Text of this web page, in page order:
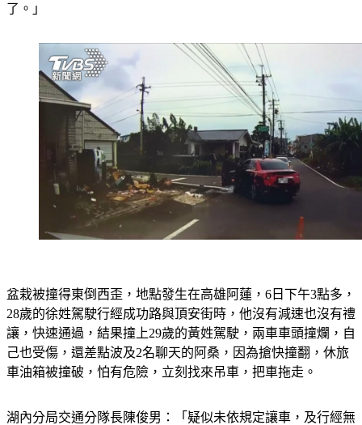
了。」
盆栽被撞得東倒西歪，地點發生在高雄阿蓮，6日下午3點多，
28歲的徐姓駕駛行經成功路與頂安街時，他沒有減速也沒有禮
讓，快速通過，結果撞上29歲的黃姓駕駛，兩車車頭撞爛，自
己也受傷，還差點波及2名聊天的阿桑，因為搶快撞翻，休旅
車油箱被撞破，怕有危險，立刻找來吊車，把車拖走。
湖內分局交通分隊長陳俊男：「疑似未依規定讓車，及行經無